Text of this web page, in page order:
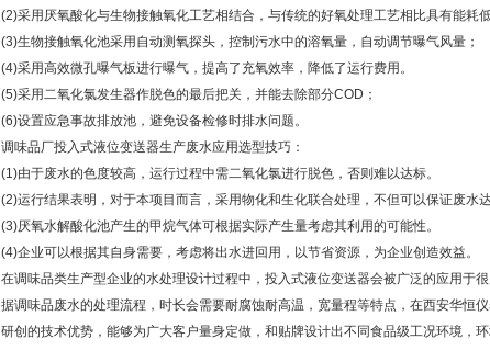
(2)采用厌氧酸化与生物接触氧化工艺相结合，与传统的好氧处理工艺相比具有能耗
(3)生物接触氧化池采用自动测氧探头，控制污水中的溶氧量，自动调节曝气风量；
(4)采用高效微孔曝气板进行曝气，提高了充氧效率，降低了运行费用。
(5)采用二氧化氯发生器作脱色的最后把关，并能去除部分COD；
(6)设置应急事故排放池，避免设备检修时排水问题。
调味品厂投入式液位变送器生产废水应用选型技巧：
(1)由于废水的色度较高，运行过程中需二氧化氯进行脱色，否则难以达标。
(2)运行结果表明，对于本项目而言，采用物化和生化联合处理，不但可以保证废水
(3)厌氧水解酸化池产生的甲烷气体可根据实际产生量考虑其利用的可能性。
(4)企业可以根据其自身需要，考虑将出水进回用，以节省资源，为企业创造效益。
在调味品类生产型企业的水处理设计过程中，投入式液位变送器会被广泛的应用于
据调味品废水的处理流程，时长会需要耐腐蚀耐高温，宽量程等特点，在西安华恒
研创的技术优势，能够为广大客户量身定做，和贴牌设计出不同食品级工况环境，